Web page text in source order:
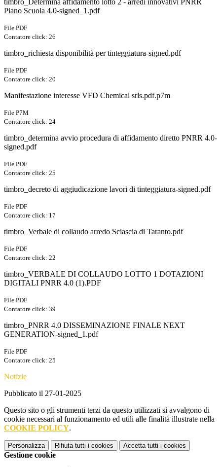
timbro_Determina affidamento lotto 2 - arredi innovativi PNRR
Piano Scuola 4.0-signed_1.pdf
File PDF
Contatore click: 26
timbro_richiesta disponibilità per tinteggiatura-signed.pdf
File PDF
Contatore click: 20
Manifestazione interesse VFD Chemical srls.pdf.p7m
File P7M
Contatore click: 24
timbro_determina avvio procedura di affidamento diretto PNRR 4.0-
signed.pdf
File PDF
Contatore click: 25
timbro_decreto di aggiudicazione lavori di tinteggiatura-signed.pdf
File PDF
Contatore click: 17
timbro_Verbale di collaudo arredo Sciascia di Taranto.pdf
File PDF
Contatore click: 22
timbro_VERBALE DI COLLAUDO LOTTO 1 DOTAZIONI
DIGITALI PNRR 4.0 (1).PDF
File PDF
Contatore click: 39
timbro_PNRR 4.0 DISSEMINAZIONE FINALE NEXT
GENERATION-signed_1.pdf
File PDF
Contatore click: 25
Notizie
Pubblicato il 27-01-2025
Questo sito o gli strumenti terzi da questo utilizzati si avvalgono di
cookie necessari al funzionamento ed utili alle finalità illustrate nella
COOKIE POLICY.
Personalizza Rifiuta tutti i cookies Accetta tutti i cookies
Gestione cookie